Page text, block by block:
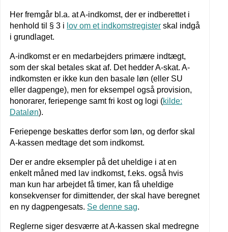
Her fremgår bl.a. at A-indkomst, der er indberettet i
henhold til § 3 i lov om et indkomstregister skal indgå
i grundlaget.
A-indkomst er en medarbejders primære indtægt,
som der skal betales skat af. Det hedder A-skat. A-
indkomsten er ikke kun den basale løn (eller SU
eller dagpenge), men for eksempel også provision,
honorarer, feriepenge samt fri kost og logi (kilde:
Dataløn).
Feriepenge beskattes derfor som løn, og derfor skal
A-kassen medtage det som indkomst.
Der er andre eksempler på det uheldige i at en
enkelt måned med lav indkomst, f.eks. også hvis
man kun har arbejdet få timer, kan få uheldige
konsekvenser for dimittender, der skal have beregnet
en ny dagpengesats. Se denne sag.
Reglerne siger desværre at A-kassen skal medregne